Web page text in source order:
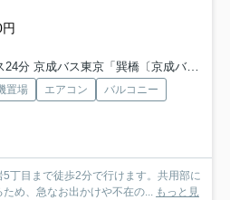
東京「巽橋〔京成バス／京成バス東京〕」 停歩3分
置場 エアコン
バルコニー
丁目まで徒歩2分で行けます。共用部に
め、急なお出かけや不在の... もっと見